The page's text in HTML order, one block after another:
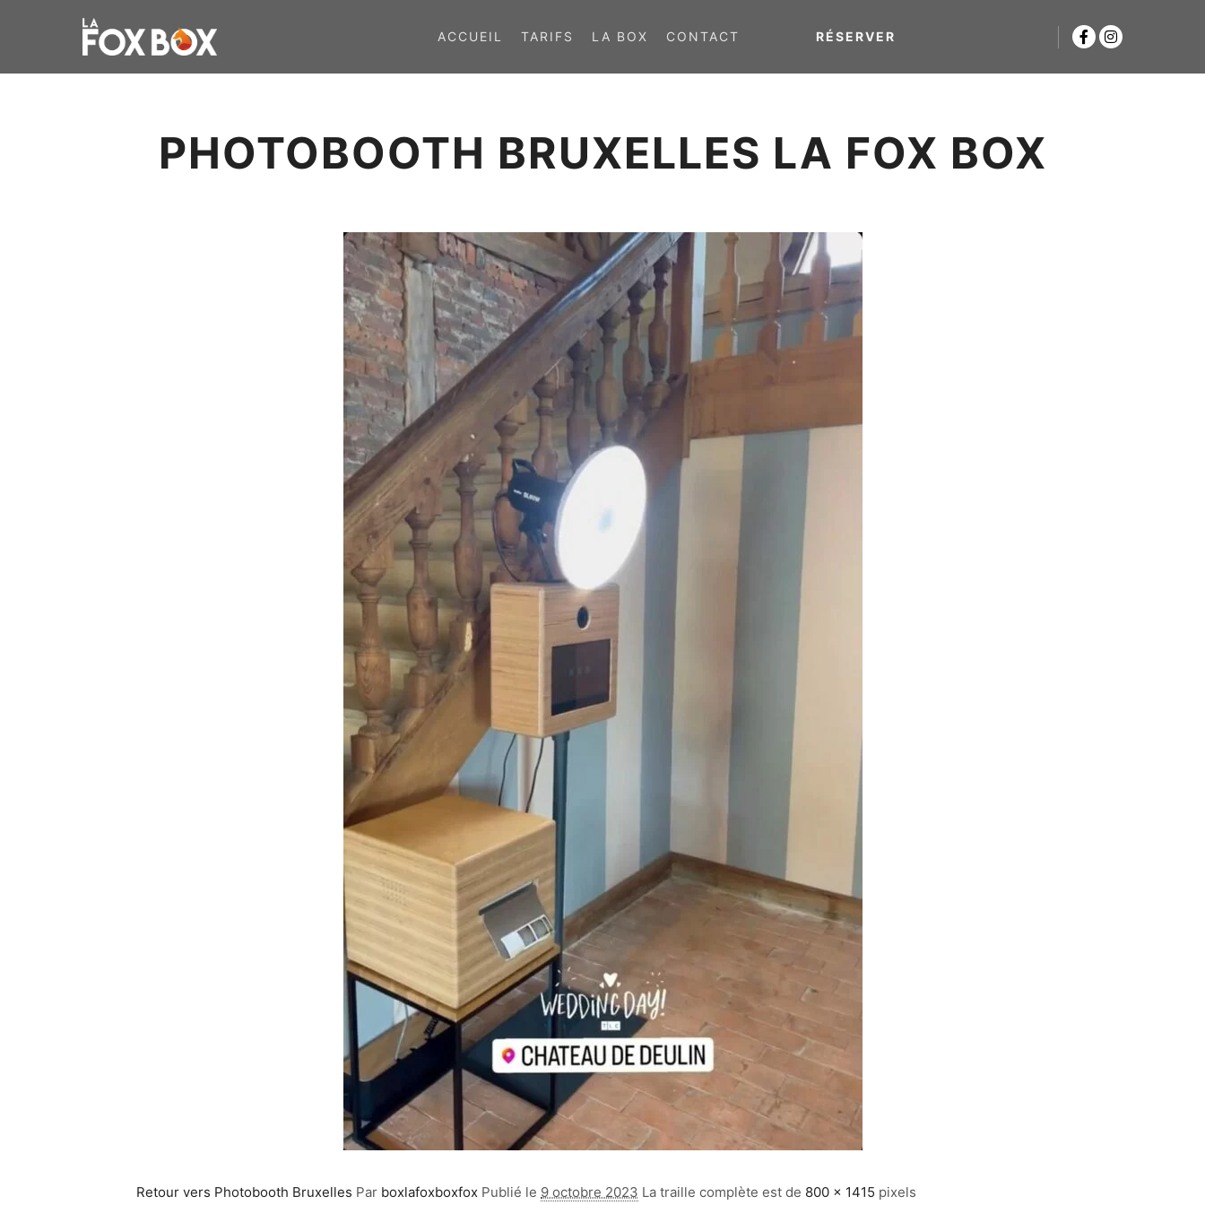
ACCUEIL TARIFS LA BOX CONTACT RÉSERVER
PHOTOBOOTH BRUXELLES LA FOX BOX
Retour vers Photobooth Bruxelles Par boxlafoxboxfox Publié le 9 octobre 2023 La traille complète est de 800 × 1415 pixels